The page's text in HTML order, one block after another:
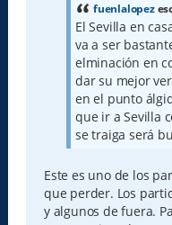
fuenlalopez
El Sevilla en
va a ser
elminación en
dar su mejor
en el punto
que ir a Sevilla
se traiga será
Este es uno de los
que perder. Los
y algunos de fuera.